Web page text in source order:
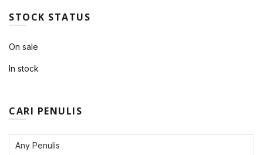
STOCK STATUS
On sale
In stock
CARI PENULIS